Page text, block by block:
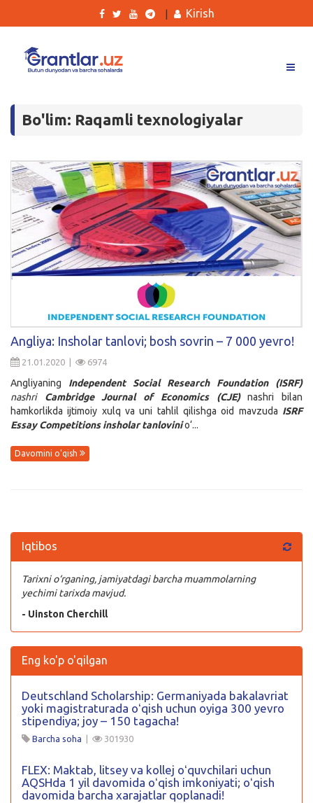
Tanlovlar
Kurslar
Blog
Yana
Kirish
Kirish
Bo'lim: Raqamli texnologiyalar
Angliya: Insholar tanlovi; bosh sovrin – 7 000 yevro!
21.01.2020 | 6974
Angliyaning Independent Social Research Foundation (ISRF)
nashri Cambridge Journal of Economics (CJE)nashri bilan
hamkorlikda ijtimoiy xulq va uni tahlil qilishga oid mavzuda ISRF
Essay Competitions insholar tanlovinio‘...
Davomini o'qish
Iqtibos
Tarixni o‘rganing, jamiyatdagi barcha muammolarning
yechimi tarixda mavjud.
- Uinston Cherchill
Eng ko'p o'qilgan
Deutschland Scholarship: Germaniyada bakalavriat
yoki magistraturada oʻqish uchun oyiga 300 yevro
stipendiya; joy – 150 tagacha!
Barcha soha 301930
FLEX: Maktab, litsey va kollej oʻquvchilari uchun
AQSHda 1 yil davomida oʻqish imkoniyati; oʻqish
davomida barcha xarajatlar qoplanadi!